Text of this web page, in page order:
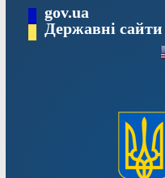
Перейтиgov.ua
Державні